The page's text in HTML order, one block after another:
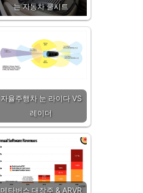
는 자동차 쿨시트
자율주행차 눈 라이다 VS
레이더
메타버스 대장주 & ARVR